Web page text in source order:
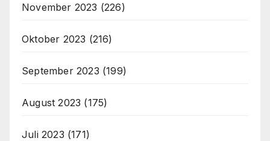
November 2023 (226)
Oktober 2023 (216)
September 2023 (199)
August 2023 (175)
Juli 2023 (171)